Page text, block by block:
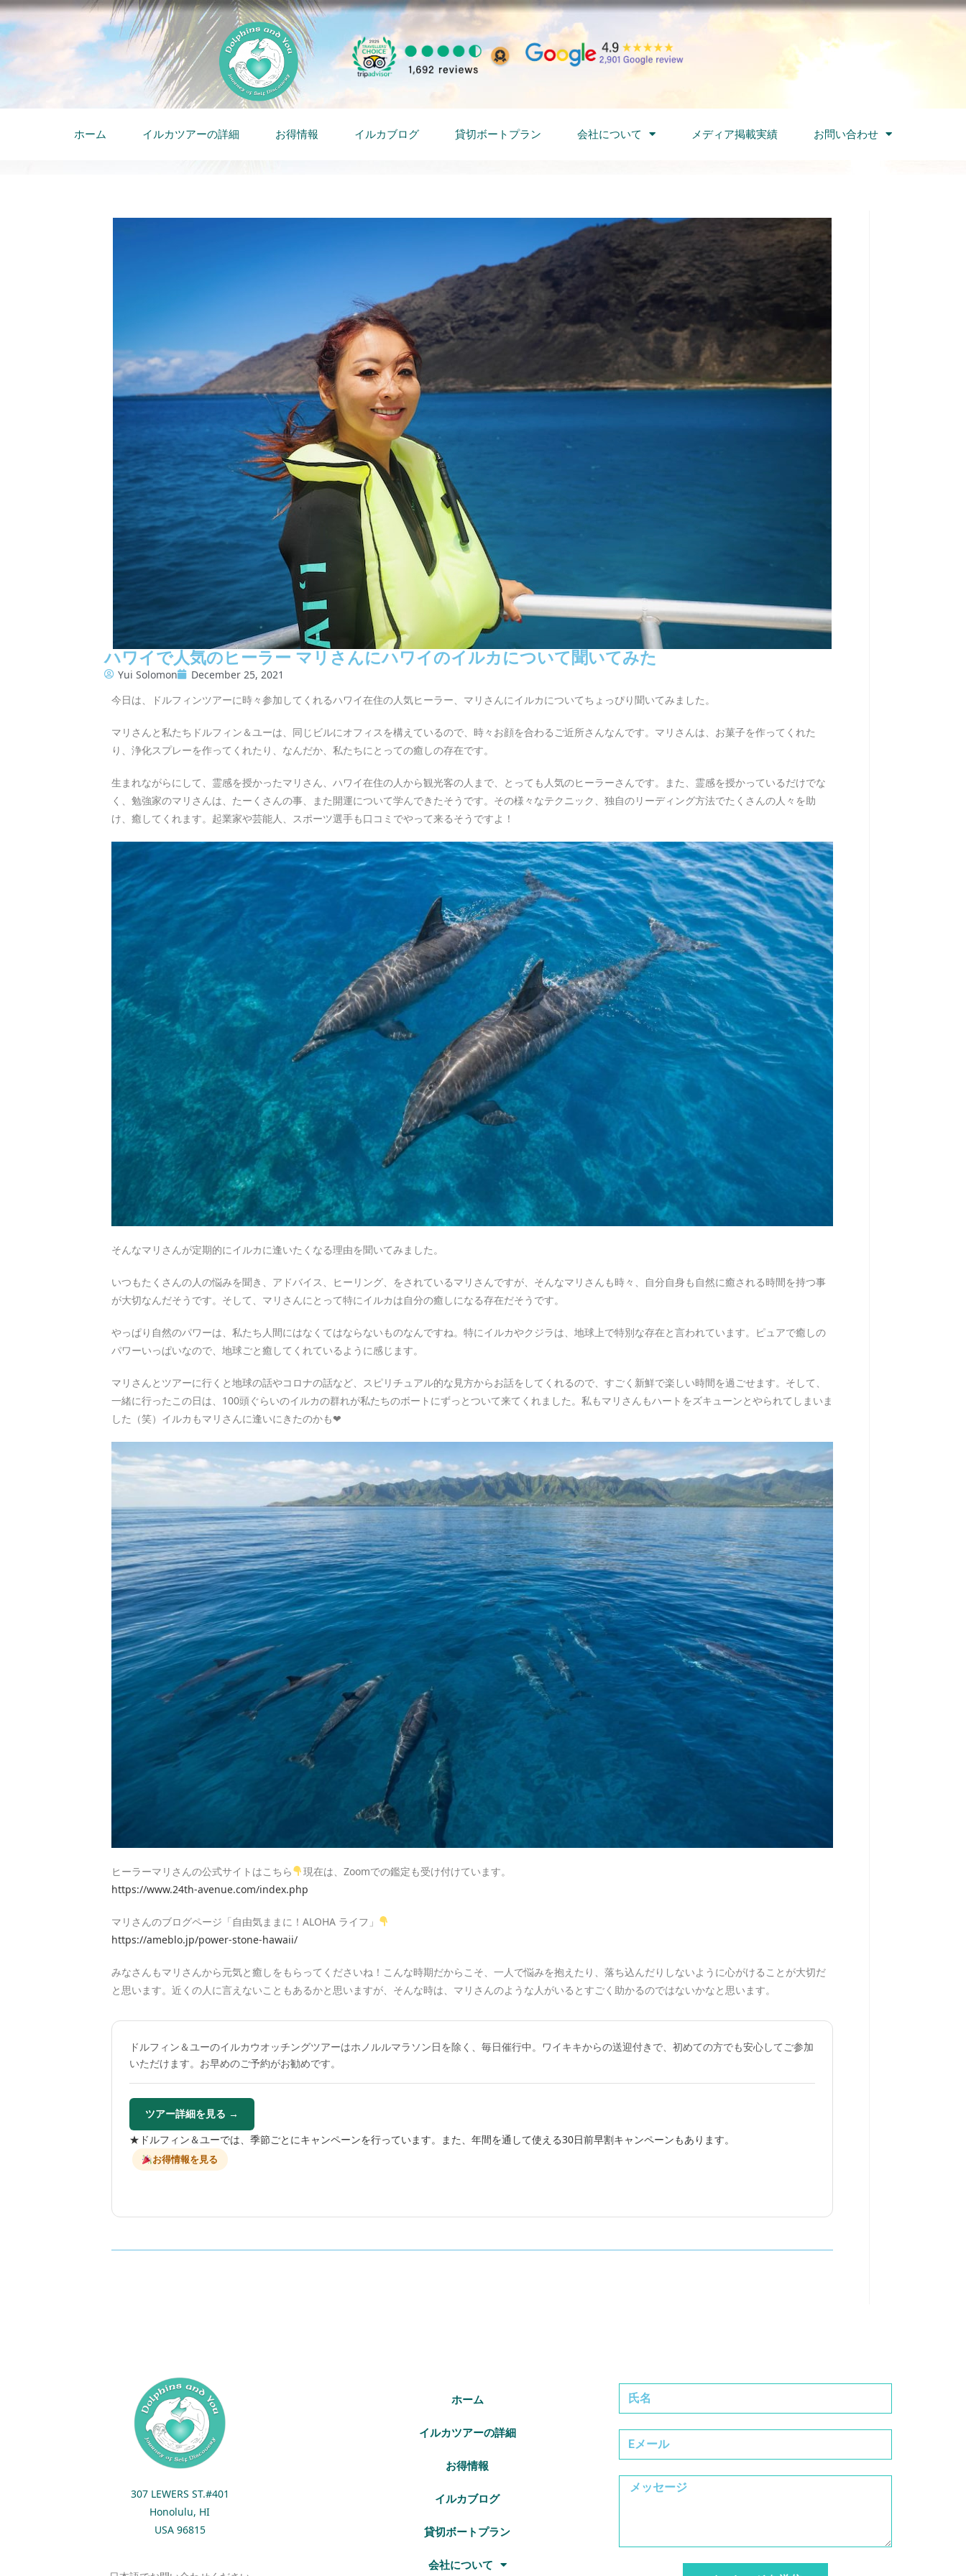
ホーム イルカツアーの詳細 お得情報 イルカブログ 貸切ボートプラン 会社について メディア掲載実績 お問い合わせ
ハワイで人気のヒーラー マリさんにハワイのイルカについて聞いてみた
Yui Solomon
December 25, 2021
今日は、ドルフィンツアーに時々参加してくれるハワイ在住の人気ヒーラー、マリさんにイルカについてちょっぴり聞いてみました。
マリさんと私たちドルフィン＆ユーは、同じビルにオフィスを構えているので、時々お顔を合わるご近所さんなんです。マリさんは、お菓子を作ってくれた
り、浄化スプレーを作ってくれたり、なんだか、私たちにとっての癒しの存在です。
生まれながらにして、霊感を授かったマリさん、ハワイ在住の人から観光客の人まで、とっても人気のヒーラーさんです。また、霊感を授かっているだけでな
く、勉強家のマリさんは、たーくさんの事、また開運について学んできたそうです。その様々なテクニック、独自のリーディング方法でたくさんの人々を助
け、癒してくれます。起業家や芸能人、スポーツ選手も口コミでやって来るそうですよ！
そんなマリさんが定期的にイルカに逢いたくなる理由を聞いてみました。
いつもたくさんの人の悩みを聞き、アドバイス、ヒーリング、をされているマリさんですが、そんなマリさんも時々、自分自身も自然に癒される時間を持つ事
が大切なんだそうです。そして、マリさんにとって特にイルカは自分の癒しになる存在だそうです。
やっぱり自然のパワーは、私たち人間にはなくてはならないものなんですね。特にイルカやクジラは、地球上で特別な存在と言われています。ピュアで癒しの
パワーいっぱいなので、地球ごと癒してくれているように感じます。
マリさんとツアーに行くと地球の話やコロナの話など、スピリチュアル的な見方からお話をしてくれるので、すごく新鮮で楽しい時間を過ごせます。そして、
一緒に行ったこの日は、100頭ぐらいのイルカの群れが私たちのボートにずっとついて来てくれました。私もマリさんもハートをズキューンとやられてしまいま
した（笑）イルカもマリさんに逢いにきたのかも❤︎
ヒーラーマリさんの公式サイトはこちら
現在は、Zoomでの鑑定も受け付けています。
https://www.24th-avenue.com/index.php
マリさんのブログページ「自由気ままに！ALOHA ライフ」
https://ameblo.jp/power-stone-hawaii/
みなさんもマリさんから元気と癒しをもらってくださいね！こんな時期だからこそ、一人で悩みを抱えたり、落ち込んだりしないように心がけることが大切だ
と思います。近くの人に言えないこともあるかと思いますが、そんな時は、マリさんのような人がいるとすごく助かるのではないかなと思います。
ドルフィン＆ユーのイルカウオッチングツアーはホノルルマラソン日を除く、毎日催行中。ワイキキからの送迎付きで、初めての方でも安心してご参加
いただけます。お早めのご予約がお勧めです。
ツアー詳細を見る →
★ドルフィン＆ユーでは、季節ごとにキャンペーンを行っています。また、年間を通して使える30日前早割キャンペーンもあります。
お得情報を見る
307 LEWERS ST.#401
Honolulu, HI
USA 96815
ホーム
イルカツアーの詳細
お得情報
イルカブログ
貸切ボートプラン
会社について